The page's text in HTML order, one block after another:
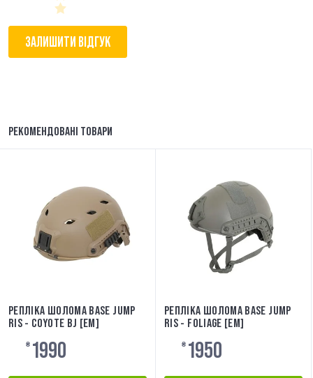
ЗАЛИШИТИ ВІДГУК
РЕКОМЕНДОВАНІ ТОВАРИ
РЕПЛІКА ШОЛОМА BASE JUMP
RIS - COYOTE BJ [EM]
₴ 1990
РЕПЛІКА ШОЛОМА BASE JUMP
RIS - FOLIAGE [EM]
₴ 1950